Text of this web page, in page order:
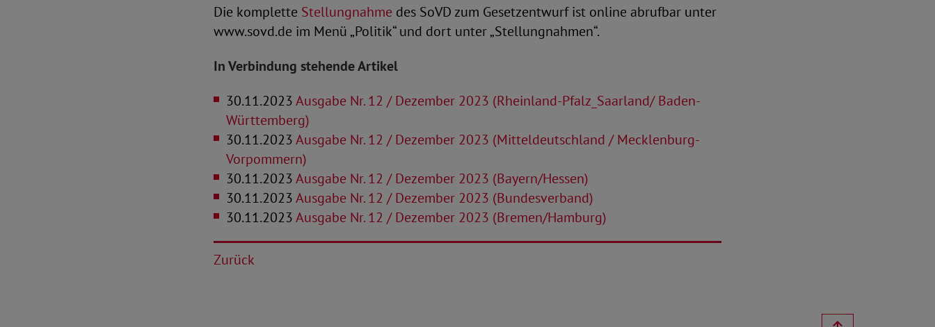
Die komplette Stellungnahme des SoVD zum Gesetzentwurf ist online abrufbar unter
www.sovd.de im Menü „Politik“ und dort unter „Stellungnahmen“.
In Verbindung stehende Artikel
30.11.2023Ausgabe Nr. 12 / Dezember 2023 (Rheinland-Pfalz_Saarland/ Baden-
Württemberg)
30.11.2023Ausgabe Nr. 12 / Dezember 2023 (Mitteldeutschland / Mecklenburg-
Vorpommern)
30.11.2023Ausgabe Nr. 12 / Dezember 2023 (Bayern/Hessen)
30.11.2023Ausgabe Nr. 12 / Dezember 2023 (Bundesverband)
30.11.2023Ausgabe Nr. 12 / Dezember 2023 (Bremen/Hamburg)
Zurück